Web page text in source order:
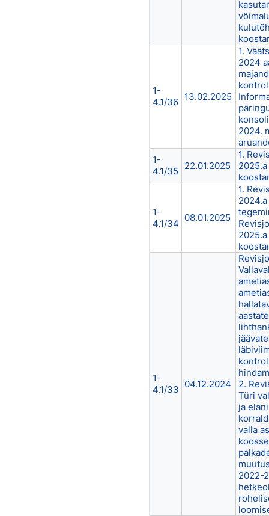
1-
4.1/36 13.02.2025
1.
2024
2024.
1-
4.1/35 22.01.2025
1.
1-
4.1/34
08.01.2025
1.
1-
4.1/33 04.12.2024
2.
Türi
ja
valla
2022-